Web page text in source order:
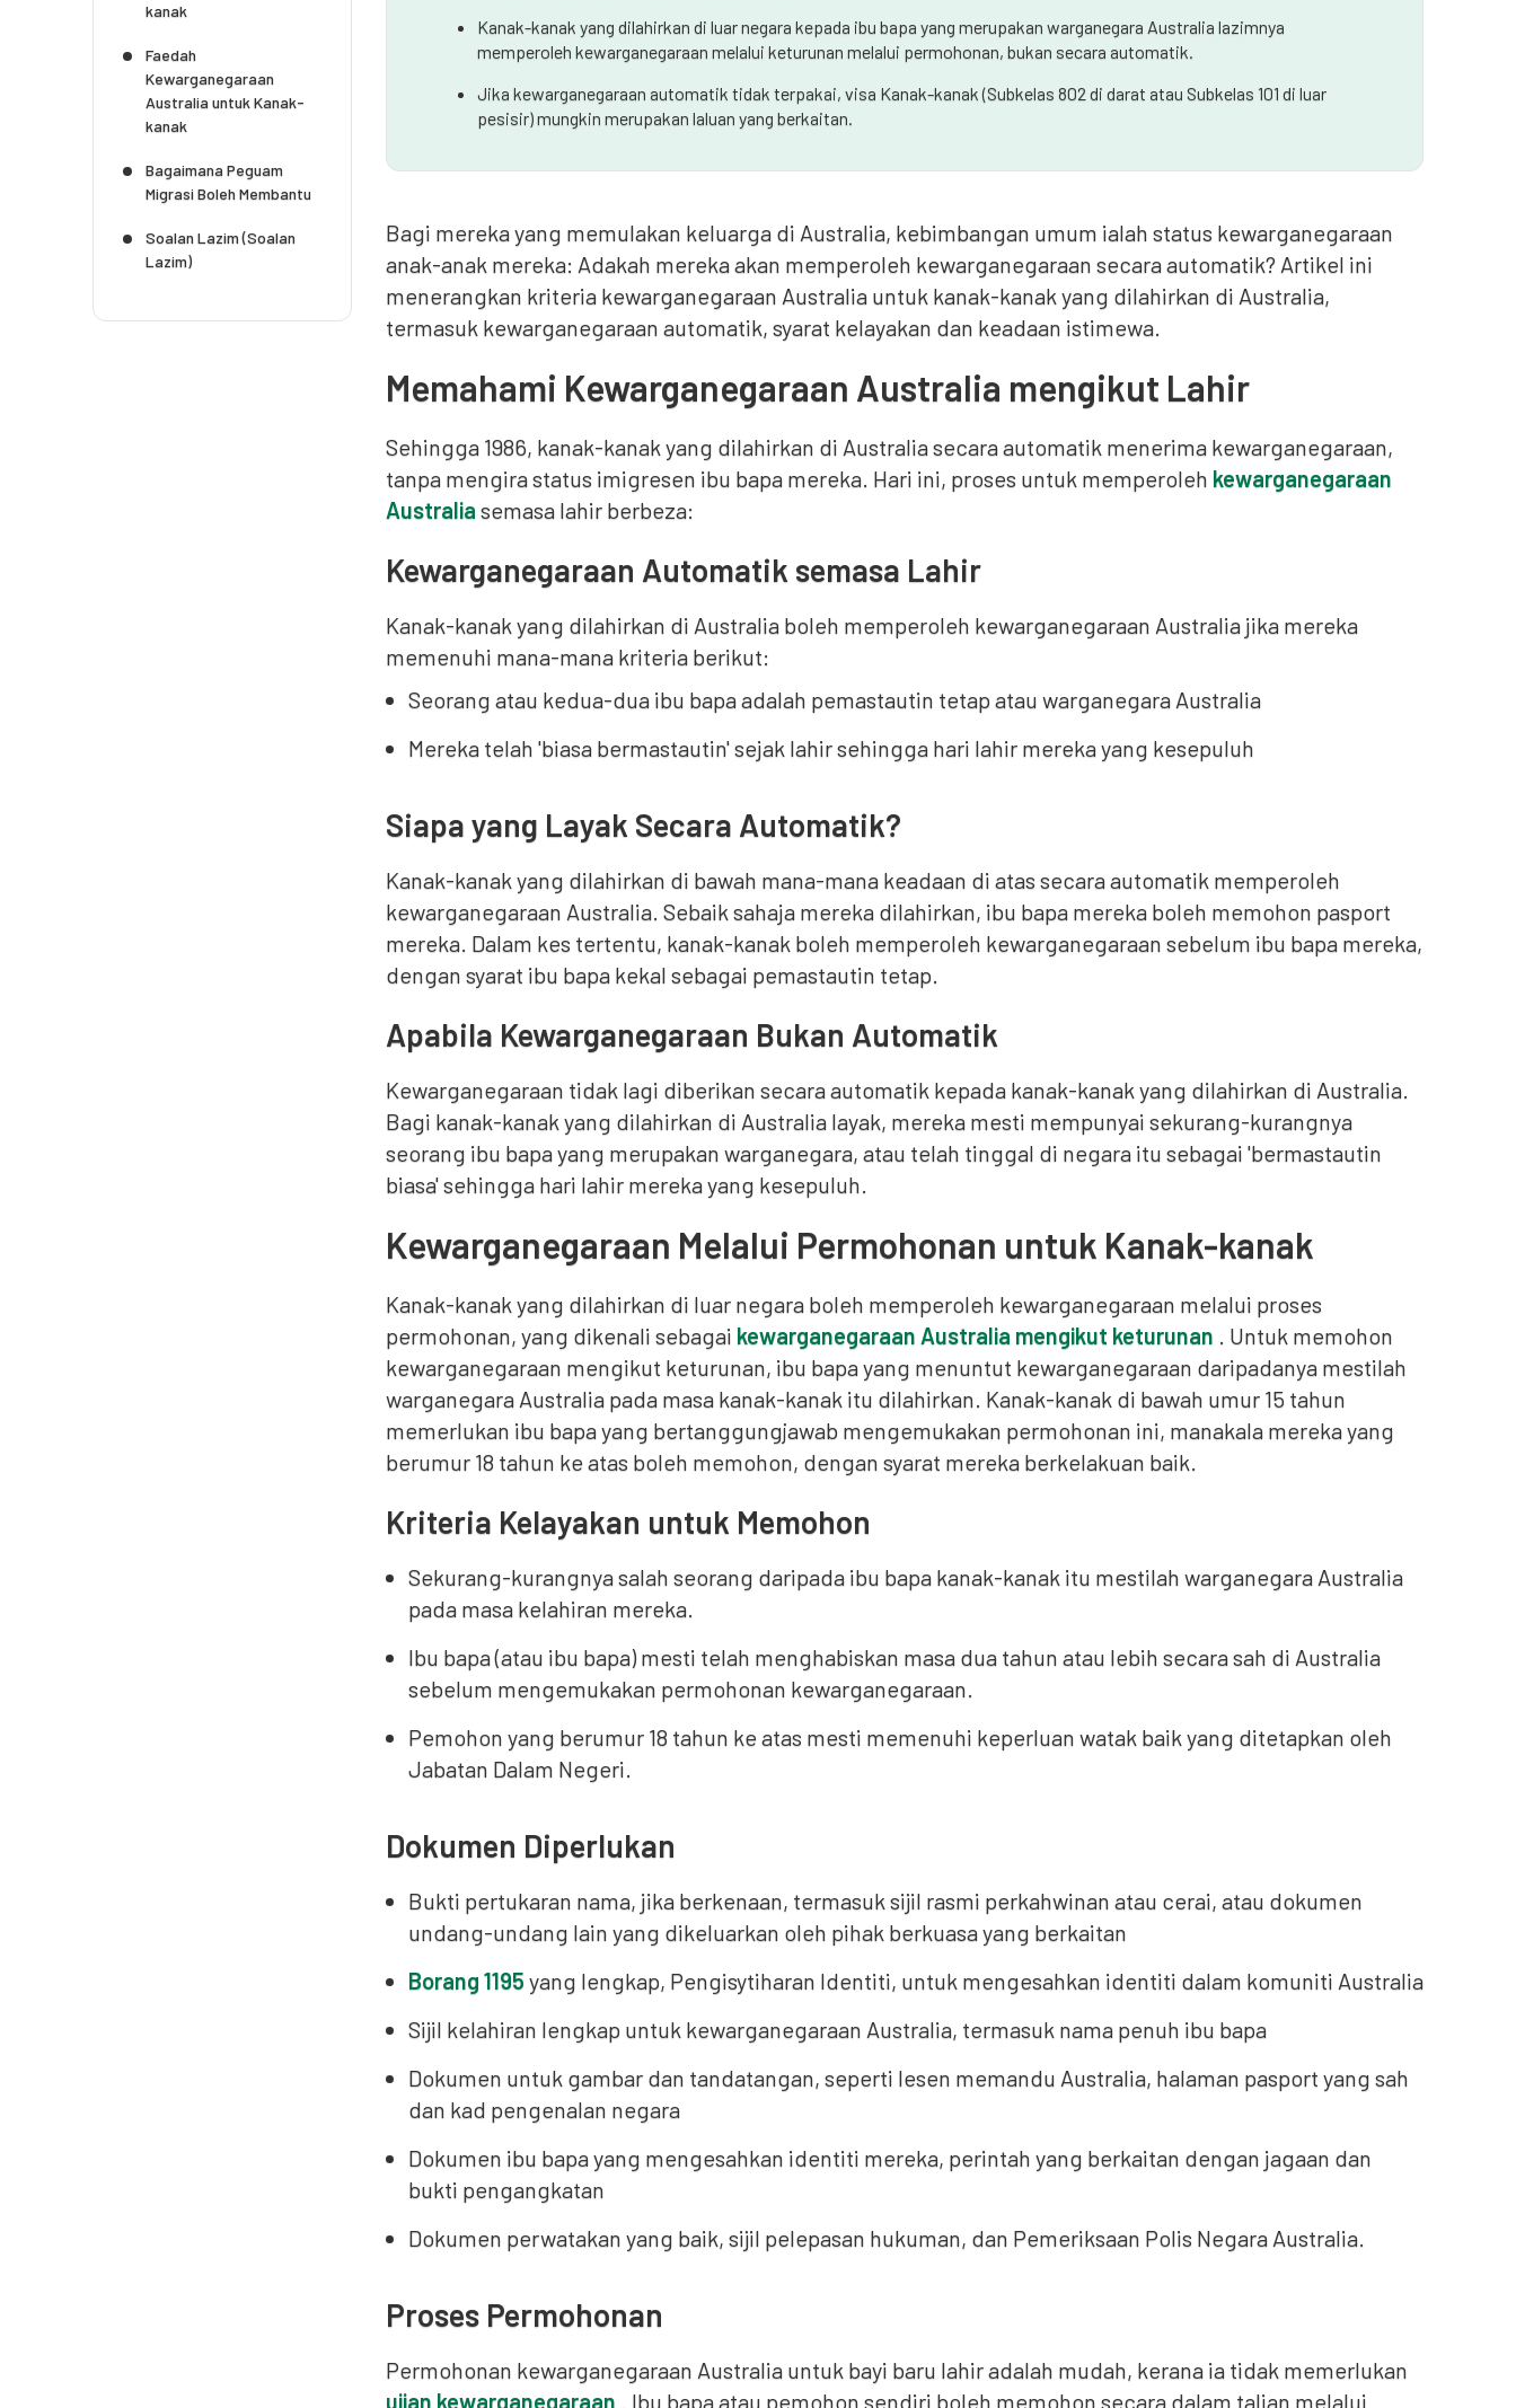
kanak
Faedah
Kewarganegaraan
Australia untuk Kanak-
kanak
Bagaimana Peguam
Migrasi Boleh Membantu
Soalan Lazim (Soalan
Lazim)
Kanak-kanak yang dilahirkan di luar negara kepada ibu bapa yang merupakan warganegara Australia lazimnya
memperoleh kewarganegaraan melalui keturunan melalui permohonan, bukan secara automatik.
Jika kewarganegaraan automatik tidak terpakai, visa Kanak-kanak (Subkelas 802 di darat atau Subkelas 101 di luar
pesisir) mungkin merupakan laluan yang berkaitan.
Bagi mereka yang memulakan keluarga di Australia, kebimbangan umum ialah status kewarganegaraan
anak-anak mereka: Adakah mereka akan memperoleh kewarganegaraan secara automatik? Artikel ini
menerangkan kriteria kewarganegaraan Australia untuk kanak-kanak yang dilahirkan di Australia,
termasuk kewarganegaraan automatik, syarat kelayakan dan keadaan istimewa.
Memahami Kewarganegaraan Australia mengikut Lahir
Sehingga 1986, kanak-kanak yang dilahirkan di Australia secara automatik menerima kewarganegaraan,
tanpa mengira status imigresen ibu bapa mereka. Hari ini, proses untuk memperoleh kewarganegaraan
Australia semasa lahir berbeza:
Kewarganegaraan Automatik semasa Lahir
Kanak-kanak yang dilahirkan di Australia boleh memperoleh kewarganegaraan Australia jika mereka
memenuhi mana-mana kriteria berikut:
Seorang atau kedua-dua ibu bapa adalah pemastautin tetap atau warganegara Australia
Mereka telah 'biasa bermastautin' sejak lahir sehingga hari lahir mereka yang kesepuluh
Siapa yang Layak Secara Automatik?
Kanak-kanak yang dilahirkan di bawah mana-mana keadaan di atas secara automatik memperoleh
kewarganegaraan Australia. Sebaik sahaja mereka dilahirkan, ibu bapa mereka boleh memohon pasport
mereka. Dalam kes tertentu, kanak-kanak boleh memperoleh kewarganegaraan sebelum ibu bapa mereka,
dengan syarat ibu bapa kekal sebagai pemastautin tetap.
Apabila Kewarganegaraan Bukan Automatik
Kewarganegaraan tidak lagi diberikan secara automatik kepada kanak-kanak yang dilahirkan di Australia.
Bagi kanak-kanak yang dilahirkan di Australia layak, mereka mesti mempunyai sekurang-kurangnya
seorang ibu bapa yang merupakan warganegara, atau telah tinggal di negara itu sebagai 'bermastautin
biasa' sehingga hari lahir mereka yang kesepuluh.
Kewarganegaraan Melalui Permohonan untuk Kanak-kanak
Kanak-kanak yang dilahirkan di luar negara boleh memperoleh kewarganegaraan melalui proses
permohonan, yang dikenali sebagai kewarganegaraan Australia mengikut keturunan . Untuk memohon
kewarganegaraan mengikut keturunan, ibu bapa yang menuntut kewarganegaraan daripadanya mestilah
warganegara Australia pada masa kanak-kanak itu dilahirkan. Kanak-kanak di bawah umur 15 tahun
memerlukan ibu bapa yang bertanggungjawab mengemukakan permohonan ini, manakala mereka yang
berumur 18 tahun ke atas boleh memohon, dengan syarat mereka berkelakuan baik.
Kriteria Kelayakan untuk Memohon
Sekurang-kurangnya salah seorang daripada ibu bapa kanak-kanak itu mestilah warganegara Australia
pada masa kelahiran mereka.
Ibu bapa (atau ibu bapa) mesti telah menghabiskan masa dua tahun atau lebih secara sah di Australia
sebelum mengemukakan permohonan kewarganegaraan.
Pemohon yang berumur 18 tahun ke atas mesti memenuhi keperluan watak baik yang ditetapkan oleh
Jabatan Dalam Negeri.
Dokumen Diperlukan
Bukti pertukaran nama, jika berkenaan, termasuk sijil rasmi perkahwinan atau cerai, atau dokumen
undang-undang lain yang dikeluarkan oleh pihak berkuasa yang berkaitan
Borang 1195 yang lengkap, Pengisytiharan Identiti, untuk mengesahkan identiti dalam komuniti Australia
Sijil kelahiran lengkap untuk kewarganegaraan Australia, termasuk nama penuh ibu bapa
Dokumen untuk gambar dan tandatangan, seperti lesen memandu Australia, halaman pasport yang sah
dan kad pengenalan negara
Dokumen ibu bapa yang mengesahkan identiti mereka, perintah yang berkaitan dengan jagaan dan
bukti pengangkatan
Dokumen perwatakan yang baik, sijil pelepasan hukuman, dan Pemeriksaan Polis Negara Australia.
Proses Permohonan
Permohonan kewarganegaraan Australia untuk bayi baru lahir adalah mudah, kerana ia tidak memerlukan
ujian kewarganegaraan . Ibu bapa atau pemohon sendiri boleh memohon secara dalam talian melalui